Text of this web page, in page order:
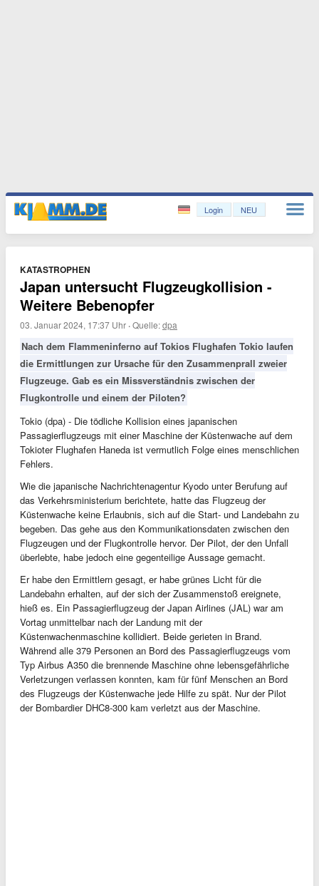
Login NEU
KATASTROPHEN
Japan untersucht Flugzeugkollision -
Weitere Bebenopfer
03. Januar 2024, 17:37 Uhr ·Quelle:dpa
Nach dem Flammeninferno auf Tokios Flughafen Tokio laufen
die Ermittlungen zur Ursache für den Zusammenprall zweier
Flugzeuge. Gab es ein Missverständnis zwischen der
Flugkontrolle und einem der Piloten?
Tokio (dpa) - Die tödliche Kollision eines japanischen
Passagierflugzeugs mit einer Maschine der Küstenwache auf dem
Tokioter Flughafen Haneda ist vermutlich Folge eines menschlichen
Fehlers.
Wie die japanische Nachrichtenagentur Kyodo unter Berufung auf
das Verkehrsministerium berichtete, hatte das Flugzeug der
Küstenwache keine Erlaubnis, sich auf die Start- und Landebahn zu
begeben. Das gehe aus den Kommunikationsdaten zwischen den
Flugzeugen und der Flugkontrolle hervor. Der Pilot, der den Unfall
überlebte, habe jedoch eine gegenteilige Aussage gemacht.
Er habe den Ermittlern gesagt, er habe grünes Licht für die
Landebahn erhalten, auf der sich der Zusammenstoß ereignete,
hieß es. Ein Passagierflugzeug der Japan Airlines (JAL) war am
Vortag unmittelbar nach der Landung mit der
Küstenwachenmaschine kollidiert. Beide gerieten in Brand.
Während alle 379 Personen an Bord des Passagierflugzeugs vom
Typ Airbus A350 die brennende Maschine ohne lebensgefährliche
Verletzungen verlassen konnten, kam für fünf Menschen an Bord
des Flugzeugs der Küstenwache jede Hilfe zu spät. Nur der Pilot
der Bombardier DHC8-300 kam verletzt aus der Maschine.